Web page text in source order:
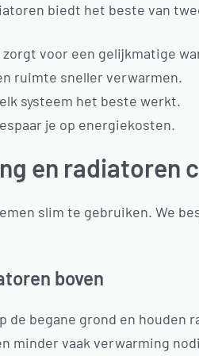
biedt het beste van
voor een gelijkmatige
ruimte sneller verwarmen.
systeem het beste werkt.
je op energiekosten.
en radiatoren
slim te gebruiken. We
boven
begane grond en houden
minder vaak verwarming